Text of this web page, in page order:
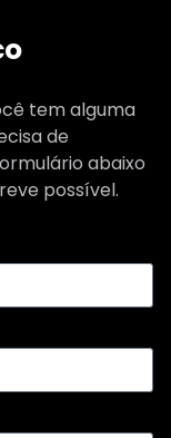
tem alguma
de
abaixo
possível.